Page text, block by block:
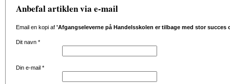
Anbefal artiklen via e-mail
Email en kopi af 'Afgangseleverne på Handelsskolen er tilbage med stor
Dit navn *
Din e-mail *